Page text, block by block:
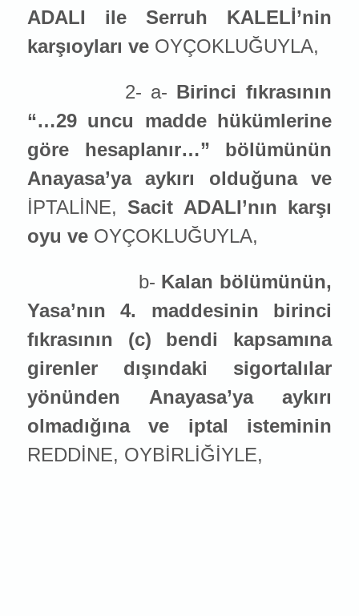
ADALI ile Serruh KALELİ’nin
karşıoyları ve OYÇOKLUĞUYLA,
2- a- Birinci fıkrasının
“…29 uncu madde hükümlerine
göre hesaplanır…” bölümünün
Anayasa’ya aykırı olduğuna ve
İPTALİNE, Sacit ADALI’nın karşı
oyu ve OYÇOKLUĞUYLA,
b- Kalan bölümünün,
Yasa’nın 4. maddesinin birinci
fıkrasının (c) bendi kapsamına
girenler dışındaki sigortalılar
yönünden Anayasa’ya aykırı
olmadığına ve iptal isteminin
REDDİNE, OYBİRLİĞİYLE,